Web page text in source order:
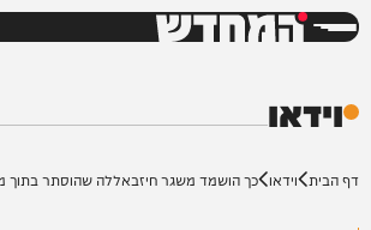
המחדש
וידאו
דף הבית וידאו כך הושמד משגר חיזבאללה שהוסתר בתוך